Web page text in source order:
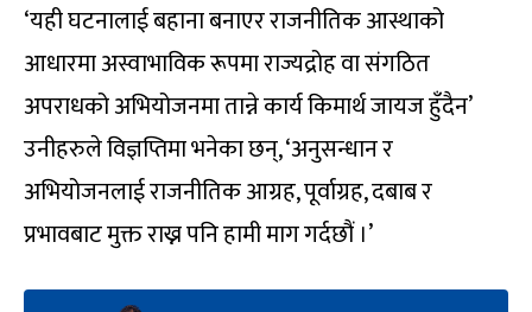
‘यही घटनालाई बहाना बनाएर राजनीतिक आस्थाको
आधारमा अस्वाभाविक रूपमा राज्यद्रोह वा संगठित
अपराधको अभियोजनमा तान्ने कार्य किमार्थ जायज हुँदैन’
उनीहरुले विज्ञप्तिमा भनेका छन्, ‘अनुसन्धान र
अभियोजनलाई राजनीतिक आग्रह, पूर्वाग्रह, दबाब र
प्रभावबाट मुक्त राख्न पनि हामी माग गर्दछौं ।’